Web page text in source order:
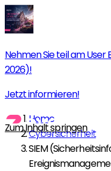
Nehmen Sie teil am User
2026)!
Jetzt informieren!
Zum Inhalt springen
Home
Cybersicherheit
SIEM